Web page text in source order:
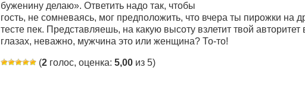
буженину делаю». Ответить надо так, чтобы
гость, не сомневаясь, мог предположить, что вчера ты пирожки на
тесте пек. Представляешь, на какую высоту взлетит твой авторитет
глазах, неважно, мужчина это или женщина? То-то!
(2 голос, оценка: 5,00 из 5)